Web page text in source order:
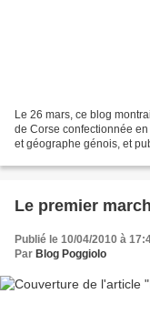
Le 26 mars, ce blog
de Corse confectionnée
et géographe génois, et
Le premier
Publié le 10/04/2010 à
Par Blog Poggiolo